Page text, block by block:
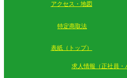
アクセス・地図
特定商取法
表紙（トップ）
求人情報（正社員・